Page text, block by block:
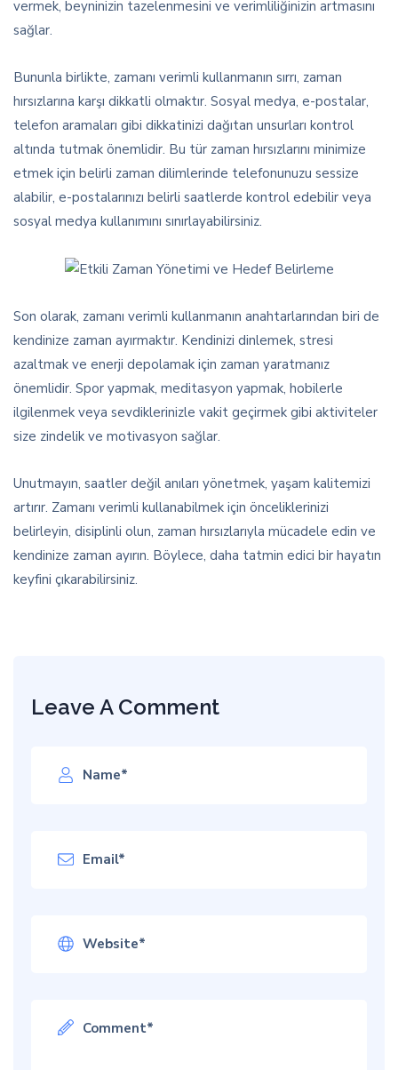
vermek, beyninizin tazelenmesini ve verimliliğinizin artmasını
sağlar.
Bununla birlikte, zamanı verimli kullanmanın sırrı, zaman
hırsızlarına karşı dikkatli olmaktır. Sosyal medya, e-postalar,
telefon aramaları gibi dikkatinizi dağıtan unsurları kontrol
altında tutmak önemlidir. Bu tür zaman hırsızlarını minimize
etmek için belirli zaman dilimlerinde telefonunuzu sessize
alabilir, e-postalarınızı belirli saatlerde kontrol edebilir veya
sosyal medya kullanımını sınırlayabilirsiniz.
Son olarak, zamanı verimli kullanmanın anahtarlarından biri de
kendinize zaman ayırmaktır. Kendinizi dinlemek, stresi
azaltmak ve enerji depolamak için zaman yaratmanız
önemlidir. Spor yapmak, meditasyon yapmak, hobilerle
ilgilenmek veya sevdiklerinizle vakit geçirmek gibi aktiviteler
size zindelik ve motivasyon sağlar.
Unutmayın, saatler değil anıları yönetmek, yaşam kalitemizi
artırır. Zamanı verimli kullanabilmek için önceliklerinizi
belirleyin, disiplinli olun, zaman hırsızlarıyla mücadele edin ve
kendinize zaman ayırın. Böylece, daha tatmin edici bir hayatın
keyfini çıkarabilirsiniz.
Leave A Comment